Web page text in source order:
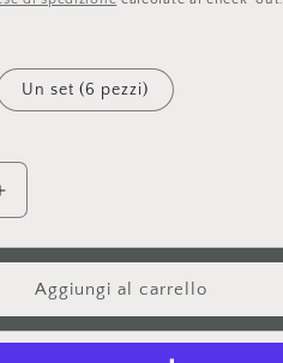
r
a
a
Un set (6 pezzi)
Aumenta
MartAggiungi al carrello